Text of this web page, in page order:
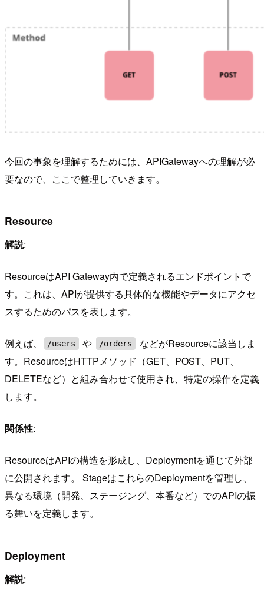
今回の事象を理解するためには、APIGatewayへの理解が必
要なので、ここで整理していきます。
Resource
解説:
ResourceはAPI Gateway内で定義されるエンドポイントで
す。これは、APIが提供する具体的な機能やデータにアクセ
スするためのパスを表します。
例えば、 /users や /orders
などがResourceに該当しま
す。ResourceはHTTPメソッド（GET、POST、PUT、
DELETEなど）と組み合わせて使用され、特定の操作を定義
します。
関係性:
ResourceはAPIの構造を形成し、Deploymentを通じて外部
に公開されます。 StageはこれらのDeploymentを管理し、
異なる環境（開発、ステージング、本番など）でのAPIの振
る舞いを定義します。
Deployment
解説: